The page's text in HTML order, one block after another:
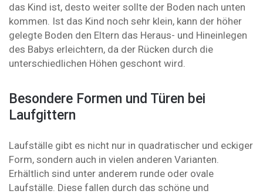
das Kind ist, desto weiter sollte der Boden nach unten
kommen. Ist das Kind noch sehr klein, kann der höher
gelegte Boden den Eltern das Heraus- und Hineinlegen
des Babys erleichtern, da der Rücken durch die
unterschiedlichen Höhen geschont wird.
Besondere Formen und Türen bei
Laufgittern
Laufställe gibt es nicht nur in quadratischer und eckiger
Form, sondern auch in vielen anderen Varianten.
Erhältlich sind unter anderem runde oder ovale
Laufställe. Diese fallen durch das schöne und